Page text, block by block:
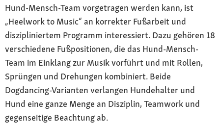
Hund-Mensch-Team vorgetragen werden kann, ist
„Heelwork to Music“ an korrekter Fußarbeit und
diszipliniertem Programm interessiert. Dazu gehören 18
verschiedene Fußpositionen, die das Hund-Mensch-
Team im Einklang zur Musik vorführt und mit Rollen,
Sprüngen und Drehungen kombiniert. Beide
Dogdancing-Varianten verlangen Hundehalter und
Hund eine ganze Menge an Disziplin, Teamwork und
gegenseitige Beachtung ab.